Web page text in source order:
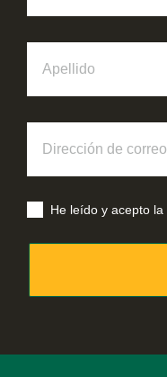
correo
electrónico
He leído y acepto la